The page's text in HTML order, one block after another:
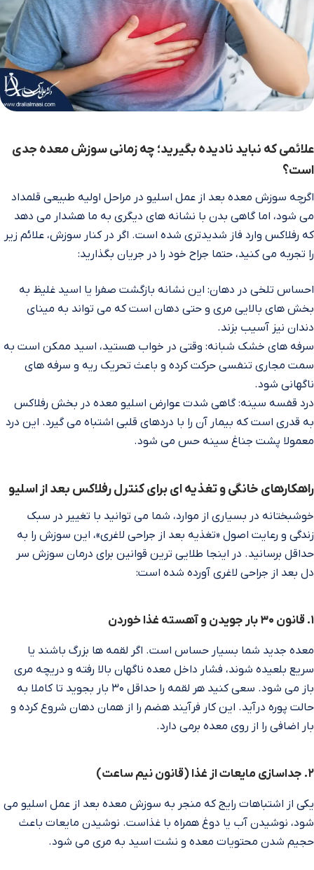
علائمی که نباید نادیده بگیرید؛ چه زمانی سوزش معده جدی
است؟
اگرچه سوزش معده بعد از عمل اسلیو در مراحل اولیه طبیعی قلمداد
می‌ شود، اما گاهی بدن با نشانه‌ های دیگری به ما هشدار می‌ دهد
که رفلاکس وارد فاز شدیدتری شده است. اگر در کنار سوزش، علائم زیر
را تجربه می‌ کنید، حتما جراح خود را در جریان بگذارید:
احساس تلخی در دهان: این نشانه بازگشت صفرا یا اسید غلیظ به
بخش‌ های بالایی مری و حتی دهان است که می‌ تواند به مینای
دندان نیز آسیب بزند.
سرفه‌ های خشک شبانه: وقتی در خواب هستید، اسید ممکن است به
سمت مجاری تنفسی حرکت کرده و باعث تحریک ریه و سرفه‌ های
ناگهانی شود.
درد قفسه سینه: گاهی شدت عوارض اسلیو معده در بخش رفلاکس
به قدری است که بیمار آن را با دردهای قلبی اشتباه می‌ گیرد. این درد
معمولا پشت جناغ سینه حس می‌ شود.
راهکارهای خانگی و تغذیه‌ ای برای کنترل رفلاکس بعد از اسلیو
خوشبختانه در بسیاری از موارد، شما می‌ توانید با تغییر در سبک
زندگی و رعایت اصول «تغذیه بعد از جراحی لاغری»، این سوزش را به
حداقل برسانید. در اینجا طلایی‌ ترین قوانین برای درمان سوزش سر
دل بعد از جراحی لاغری آورده شده است:
۱. قانون ۳۰ بار جویدن و آهسته غذا خوردن
معده جدید شما بسیار حساس است. اگر لقمه‌ ها بزرگ باشند یا
سریع بلعیده شوند، فشار داخل معده ناگهان بالا رفته و دریچه مری
باز می‌ شود. سعی کنید هر لقمه را حداقل ۳۰ بار بجوید تا کاملا به
حالت پوره درآید. این کار فرآیند هضم را از همان دهان شروع کرده و
بار اضافی را از روی معده برمی‌ دارد.
۲. جداسازی مایعات از غذا (قانون نیم ساعت)
یکی از اشتباهات رایج که منجر به سوزش معده بعد از عمل اسلیو می‌
شود، نوشیدن آب یا دوغ همراه با غذاست. نوشیدن مایعات باعث
حجیم شدن محتویات معده و نشت اسید به مری می‌ شود.